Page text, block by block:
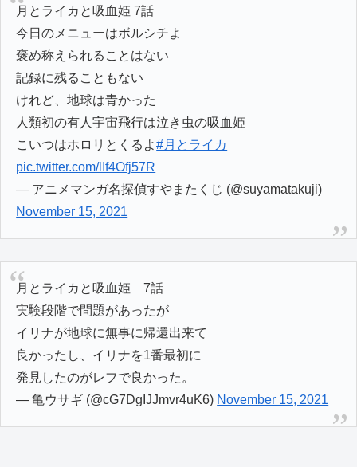
月とライカと吸血姫 7話
今日のメニューはボルシチよ
褒め称えられることはない
記録に残ることもない
けれど、地球は青かった
人類初の有人宇宙飛行は泣き虫の吸血姫
こいつはホロリとくるよ#月とライカ
pic.twitter.com/lIf4Ofj57R
— アニメマンガ名探偵すやまたくじ (@suyamatakuji)
November 15, 2021
月とライカと吸血姫 7話
実験段階で問題があったが
イリナが地球に無事に帰還出来て
良かったし、イリナを1番最初に
発見したのがレフで良かった。
— 亀ウサギ (@cG7DgIJJmvr4uK6) November 15, 2021